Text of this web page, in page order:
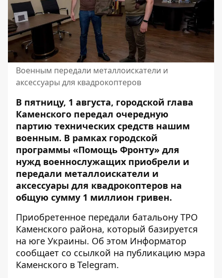
Военным передали металлоискатели и
аксессуары для квадрокоптеров
В пятницу, 1 августа, городской глава
Каменского передал очередную
партию технических средств нашим
военным. В рамках городской
программы «Помощь Фронту» для
нужд военнослужащих приобрели и
передали металлоискатели и
аксессуары для квадрокоптеров на
общую сумму 1 миллион гривен.
Приобретенное передали батальону ТРО
Каменского района, который базируется
на юге Украины. Об этом Информатор
сообщает со ссылкой на публикацию мэра
Каменского в Telegram.